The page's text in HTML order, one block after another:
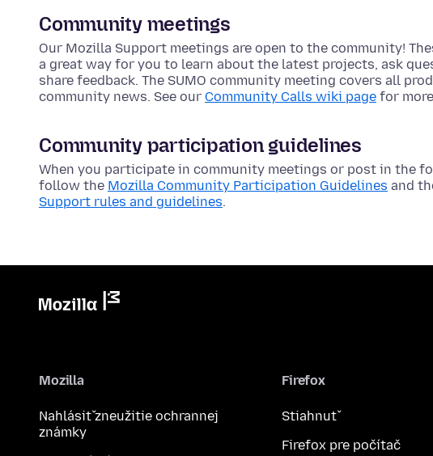
Community meetings
Our Mozilla Support meetings are open to the community!
a great way for you to learn about the latest projects, ask
share feedback. The SUMO community meeting covers all
community news. See our Community Calls wiki page for
Community participation guidelines
When you participate in community meetings or post in the
follow the Mozilla Community Participation Guidelines and
Support rules and guidelines.
Mozilla
Nahlásiť zneužitie ochrannej
známky
Firefox
Stiahnuť
Firefox pre počítač